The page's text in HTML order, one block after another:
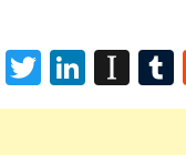
Facebook
Twitter